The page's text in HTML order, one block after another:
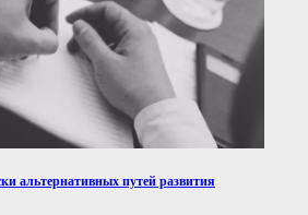
альтернативных путей развития